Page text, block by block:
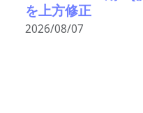
を上方修正
2026/08/07